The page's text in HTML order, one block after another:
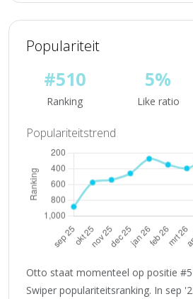
Populariteit
#510
Ranking
5%
Like ratio
Populariteitstrend
Otto staat momenteel op positie
Swiper populariteitsranking. In sep